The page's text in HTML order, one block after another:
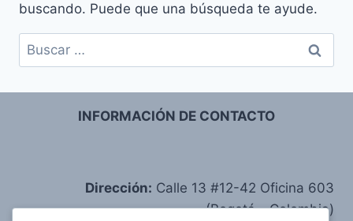
buscando. Puede que una búsqueda te ayude.
Buscar:
INFORMACIÓN DE CONTACTO
Dirección: Calle 13 #12-42 Oficina 603
(Bogotá - Colombia)